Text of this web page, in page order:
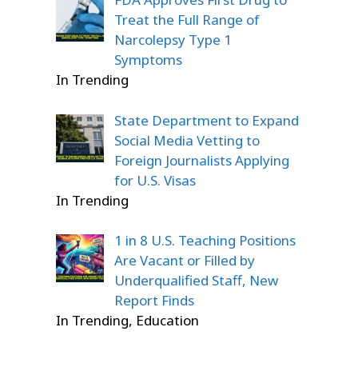
Treat the Full Range of
Narcolepsy Type 1
Symptoms
In Trending
State Department to Expand
Social Media Vetting to
Foreign Journalists Applying
for U.S. Visas
In Trending
1 in 8 U.S. Teaching Positions
Are Vacant or Filled by
Underqualified Staff, New
Report Finds
In Trending, Education